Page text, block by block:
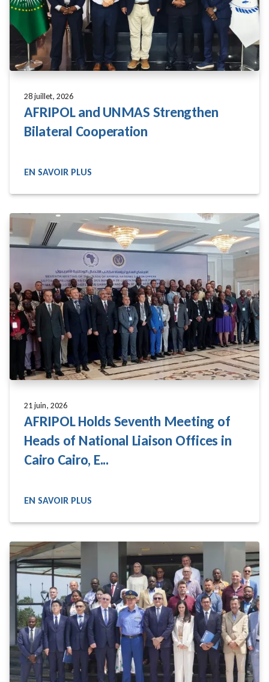
28 juillet, 2026
AFRIPOL and UNMAS Strengthen
Bilateral Cooperation
READ MORE
EN SAVOIR PLUS
21 juin, 2026
AFRIPOL Holds Seventh Meeting of
Heads of National Liaison Offices in
Cairo Cairo, E...
READ MORE
EN SAVOIR PLUS